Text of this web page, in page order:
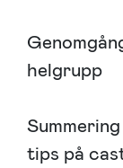
helgrupp
tips på